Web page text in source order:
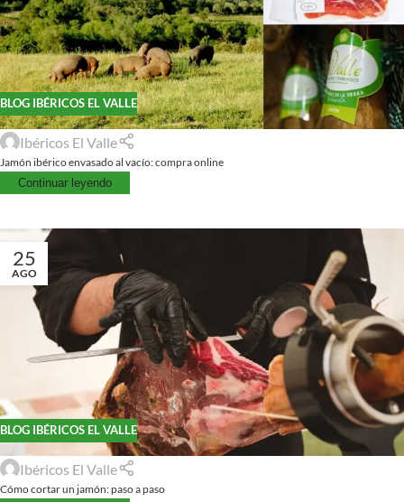
BLOG IBÉRICOS EL VALLE
Ibéricos El Valle
Jamón ibérico envasado al vacío: compra online
Continuar leyendo
25
AGO
BLOG IBÉRICOS EL VALLE
Ibéricos El Valle
Cómo cortar un jamón: paso a paso